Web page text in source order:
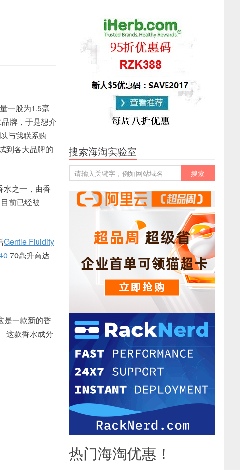
一般为1.5毫
牌，于是想介
与我联系购
到各大品牌的
水之一，由香
前已经被
Gentle Fluidity
70毫升高达
是一款新的香
这款香水成分
搜索海淘实验室
热门海淘优惠！